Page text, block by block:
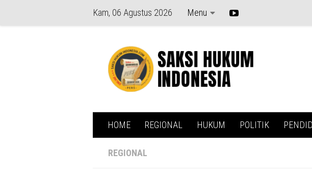
Kam, 06 Agustus 2026 Menu
HOME REGIONAL HUKUM POLITIK
REGIONAL